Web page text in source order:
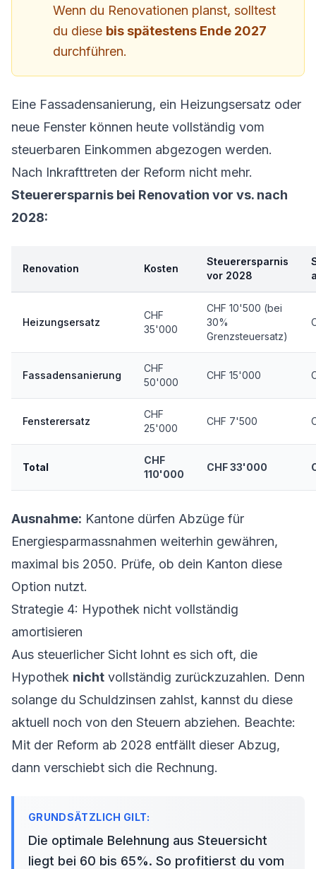
Wenn du Renovationen planst, solltest
du diese bis spätestens Ende 2027
durchführen.
Eine Fassadensanierung, ein Heizungsersatz oder
neue Fenster können heute vollständig vom
steuerbaren Einkommen abgezogen werden.
Nach Inkrafttreten der Reform nicht mehr.
Steuerersparnis bei Renovation vor vs. nach
2028:
Renovation Kosten
Steuerersparnis
vor 2028
Heizungsersatz
CHF
35'000
CHF 10'500 (bei
30%
Grenzsteuersatz)
Fassadensanierung
CHF
50'000
CHF 15'000
Fensterersatz
CHF
25'000
CHF 7'500
Total
CHF
110'000
CHF 33'000
Ausnahme: Kantone dürfen Abzüge für
Energiesparmassnahmen weiterhin gewähren,
maximal bis 2050. Prüfe, ob dein Kanton diese
Option nutzt.
Strategie 4: Hypothek nicht vollständig
amortisieren
Aus steuerlicher Sicht lohnt es sich oft, die
Hypothek nicht vollständig zurückzuzahlen. Denn
solange du Schuldzinsen zahlst, kannst du diese
aktuell noch von den Steuern abziehen. Beachte:
Mit der Reform ab 2028 entfällt dieser Abzug,
dann verschiebt sich die Rechnung.
Die optimale Belehnung aus Steuersicht
liegt bei 60 bis 65%. So profitierst du vom